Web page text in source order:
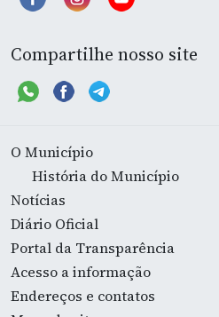
Compartilhe nosso site
O Município
História do Município
Notícias
Diário Oficial
Portal da Transparência
Acesso a informação
Endereços e contatos